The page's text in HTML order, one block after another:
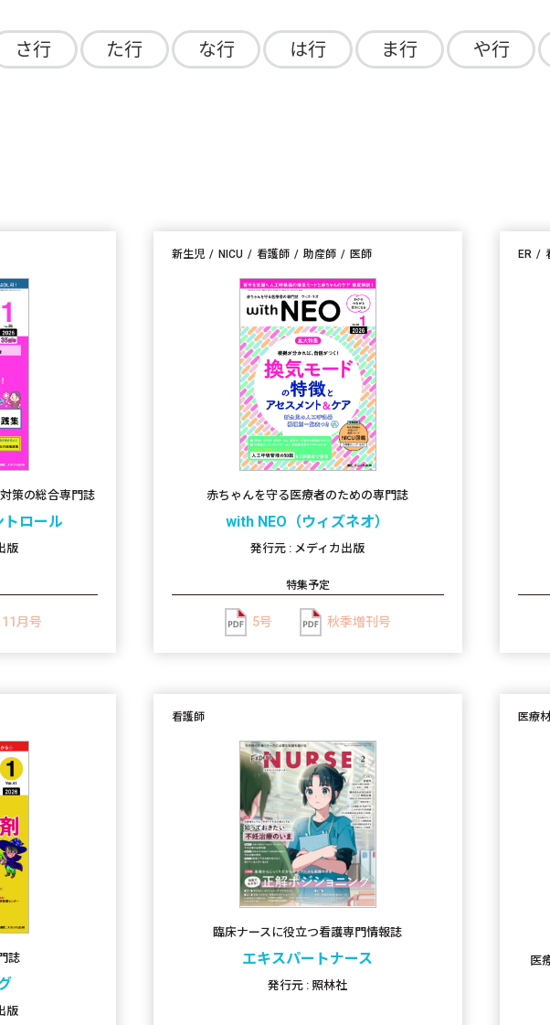
さ行 た行 な行 は行 ま行 や行
策の総合専門誌
トロール
版
11月号
新生児 NICU 看護師 助産師 医師
赤ちゃんを守る医療者のための専門誌
with NEO（ウィズネオ）
発行元 : メディカ出版
特集予定
5号 秋季増刊号
ER
誌
版
看護師
臨床ナースに役立つ看護専門情報誌
エキスパートナース
発行元 : 照林社
医療
医